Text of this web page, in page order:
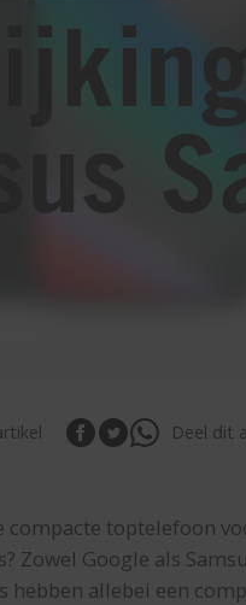
Deel dit
compacte toptelefoon
Zowel Google als
hebben allebei een